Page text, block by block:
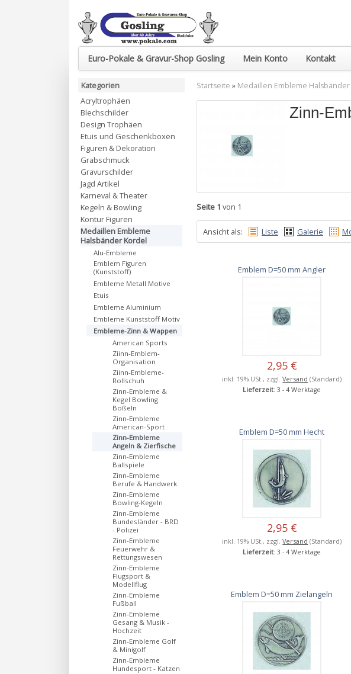
Euro-Pokale & Gravur-Shop Gosling Mein Konto Kontakt
Startseite » Medaillen Embleme
Zinn-
Seite 1 von 1
Ansicht als: Liste Galerie
Emblem D=50 mm Angler
2,95 €
inkl. 19% USt., zzgl.Versand (Standard)
Lieferzeit: 3 - 4 Werktage
Emblem D=50 mm Hecht
2,95 €
inkl. 19% USt., zzgl.Versand (Standard)
Lieferzeit: 3 - 4 Werktage
Emblem D=50 mm Zielangeln
Kategorien
Acryltrophäen
Blechschilder
Design Trophäen
Etuis und Geschenkboxen
Figuren & Dekoration
Grabschmuck
Gravurschilder
Jagd Artikel
Karneval & Theater
Kegeln & Bowling
Kontur Figuren
Medaillen Embleme
Halsbänder Kordel
Alu-Embleme
Emblem Figuren
(Kunststoff)
Embleme Metall Motive
Etuis
Embleme Aluminium
Embleme Kunststoff Motiv
Embleme-Zinn & Wappen
American Sports
Ziinn-Emblem-
Organisation
Ziinn-Embleme-
Rollschuh
Zinn-Embleme &
Kegel Bowling
Boßeln
Zinn-Embleme
American-Sport
Zinn-Embleme
Angeln & Zierfische
Zinn-Embleme
Ballspiele
Zinn-Embleme
Berufe & Handwerk
Zinn-Embleme
Bowling-Kegeln
Zinn-Embleme
Bundesländer - BRD
- Polizei
Zinn-Embleme
Feuerwehr &
Rettungswesen
Zinn-Embleme
Flugsport &
Modellflug
Zinn-Embleme
Fußball
Zinn-Embleme
Gesang & Musik -
Hochzeit
Zinn-Embleme Golf
& Minigolf
Zinn-Embleme
Hundesport - Katzen